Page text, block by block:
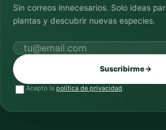
Sin correos innecesarios. Solo ideas
plantas y descubrir nuevas especies.
Correo electrónico
Suscribirme→
Acepto la política de privacidad.